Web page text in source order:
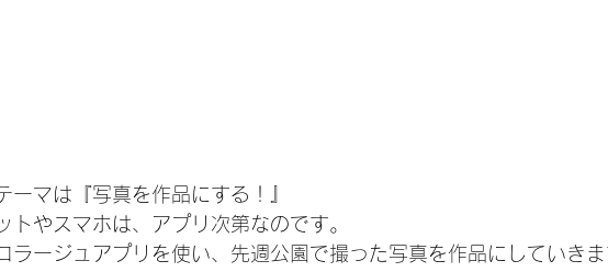
ーマは『写真を作品にする！』
トやスマホは、アプリ次第なのです。
ラージュアプリを使い、先週公園で撮った写真を作品にしていき